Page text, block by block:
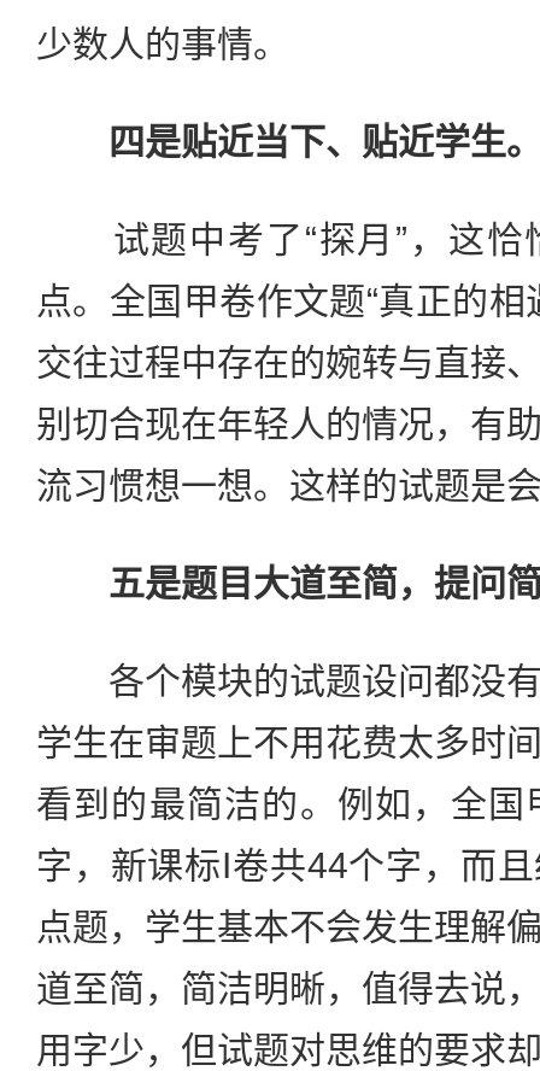
少数人的事情。
四是贴近当下、贴近学生
试题中考了“探月”，这恰
点。全国甲卷作文题“真正的
交往过程中存在的婉转与直接
别切合现在年轻人的情况，有
流习惯想一想。这样的试题是
五是题目大道至简，提问
各个模块的试题设问都没有
学生在审题上不用花费太多时
看到的最简洁的。例如，全
字，新课标I卷共44个字，而
点题，学生基本不会发生理解
道至简，简洁明晰，值得去说
用字少，但试题对思维的要求